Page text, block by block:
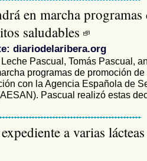
en marcha programas
saludables
diariodelaribera.org
Pascual, Tomás Pascual,
programas de promoción de
con la Agencia Española de
Pascual realizó estas
a varias